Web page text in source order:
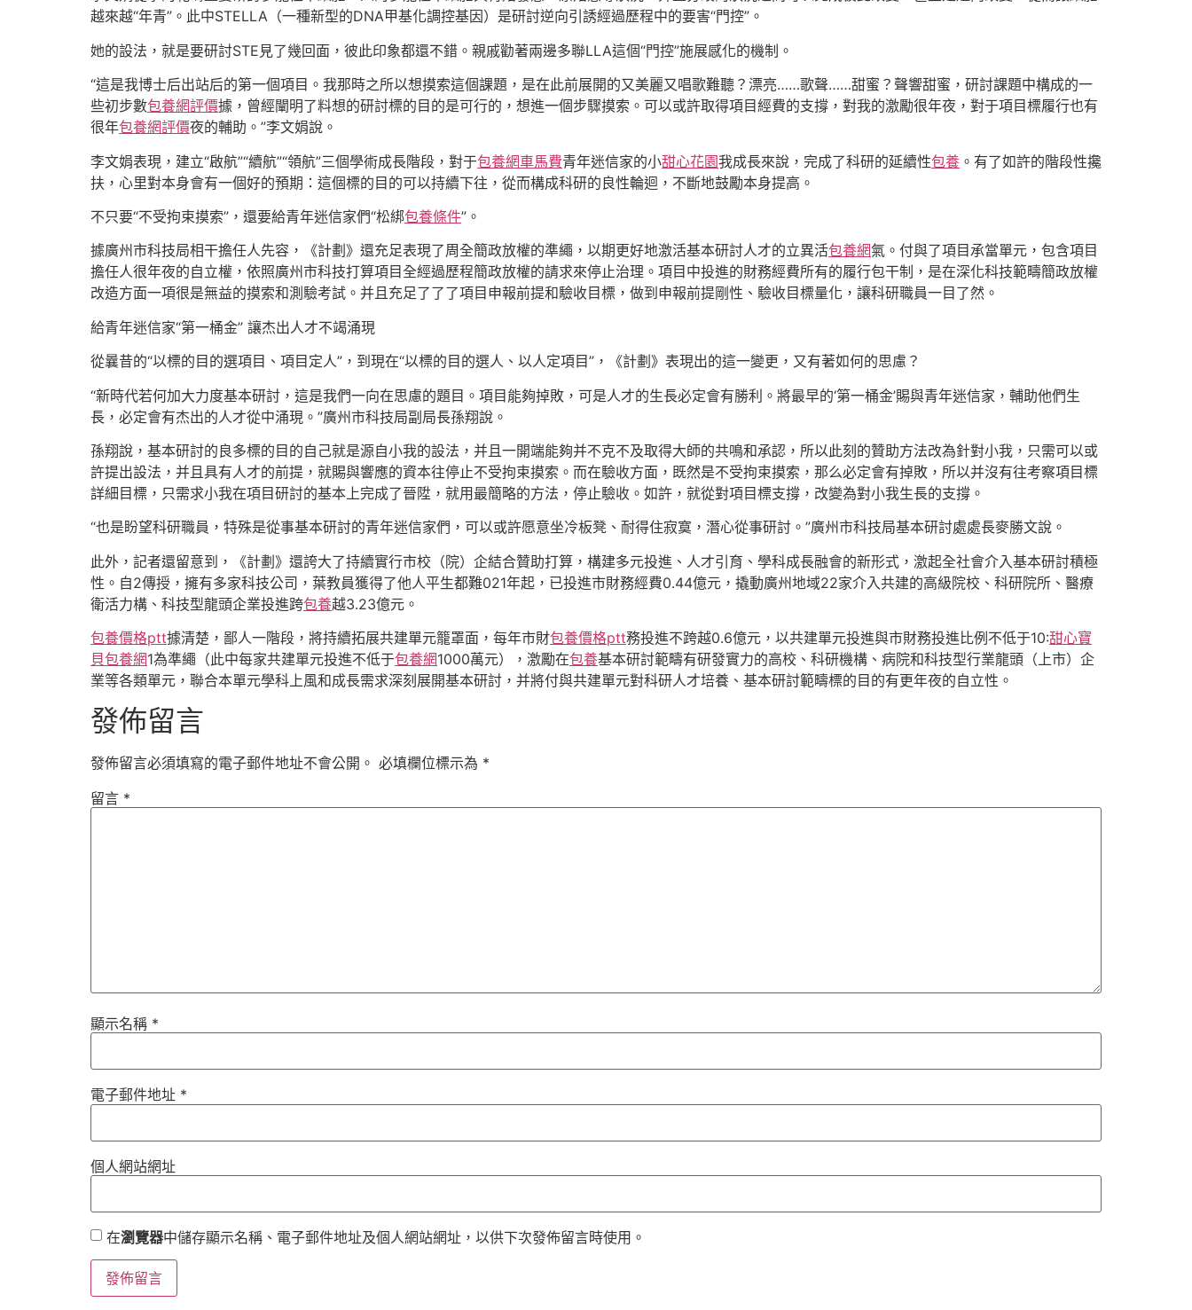
越來越“年青”。此中STELLA（一種新型的DNA甲基化調控基因）是研討逆向引誘經過歷程中的要害“門控”。
她的設法，就是要研討STE見了幾回面，彼此印象都還不錯。親戚勸著兩邊多聯LLA這個“門控”施展感化的機制。
“這是我博士后出站后的第一個項目。我那時之所以想摸索這個課題，是在此前展開的又美麗又唱歌難聽？漂亮……歌聲……甜蜜？聲響甜蜜，研討課題中構成的一
些初步數包養網評價據，曾經闡明了料想的研討標的目的是可行的，想進一個步驟摸索。可以或許取得項目經費的支撐，對我的激勵很年夜，對于項目標履行也有
很年包養網評價夜的輔助。”李文娟說。
李文娟表現，建立“啟航”“續航”“領航”三個學術成長階段，對于包養網車馬費青年迷信家的小甜心花園我成長來說，完成了科研的延續性包養 。有了如許的階段性攙
扶，心里對本身會有一個好的預期：這個標的目的可以持續下往，從而構成科研的良性輪迴，不斷地鼓勵本身提高。
不只要“不受拘束摸索”，還要給青年迷信家們“松綁包養條件”。
據廣州市科技局相干擔任人先容，《計劃》還充足表現了周全簡政放權的準繩，以期更好地激活基本研討人才的立異活包養網氣。付與了項目承當單元，包含項目
擔任人很年夜的自立權，依照廣州市科技打算項目全經過歷程簡政放權的請求來停止治理。項目中投進的財務經費所有的履行包干制，是在深化科技範疇簡政放權
改造方面一項很是無益的摸索和測驗考試。并且充足了了了項目申報前提和驗收目標，做到申報前提剛性、驗收目標量化，讓科研職員一目了然。
給青年迷信家“第一桶金” 讓杰出人才不竭涌現
從曩昔的“以標的目的選項目、項目定人”，到現在“以標的目的選人、以人定項目”，《計劃》表現出的這一變更，又有著如何的思慮？
“新時代若何加大力度基本研討，這是我們一向在思慮的題目。項目能夠掉敗，可是人才的生長必定會有勝利。將最早的‘第一桶金’賜與青年迷信家，輔助他們生
長，必定會有杰出的人才從中涌現。”廣州市科技局副局長孫翔說。
孫翔說，基本研討的良多標的目的自己就是源自小我的設法，并且一開端能夠并不克不及取得大師的共鳴和承認，所以此刻的贊助方法改為針對小我，只需可以或
許提出設法，并且具有人才的前提，就賜與響應的資本往停止不受拘束摸索。而在驗收方面，既然是不受拘束摸索，那么必定會有掉敗，所以并沒有往考察項目標
詳細目標，只需求小我在項目研討的基本上完成了晉陞，就用最簡略的方法，停止驗收。如許，就從對項目標支撐，改變為對小我生長的支撐。
“也是盼望科研職員，特殊是從事基本研討的青年迷信家們，可以或許愿意坐冷板凳、耐得住寂寞，潛心從事研討。”廣州市科技局基本研討處處長麥勝文說。
此外，記者還留意到，《計劃》還誇大了持續實行市校（院）企結合贊助打算，構建多元投進、人才引育、學科成長融會的新形式，激起全社會介入基本研討積極
性。自2傳授，擁有多家科技公司，葉教員獲得了他人平生都難021年起，已投進市財務經費0.44億元，撬動廣州地域22家介入共建的高級院校、科研院所、醫療
衛活力構、科技型龍頭企業投進跨包養越3.23億元。
包養價格ptt據清楚，鄙人一階段，將持續拓展共建單元籠罩面，每年市財包養價格ptt務投進不跨越0.6億元，以共建單元投進與市財務投進比例不低于10:甜心寶
貝包養網1為準繩（此中每家共建單元投進不低于包養網1000萬元），激勵在包養基本研討範疇有研發實力的高校、科研機構、病院和科技型行業龍頭（上市）企
業等各類單元，聯合本單元學科上風和成長需求深刻展開基本研討，并將付與共建單元對科研人才培養、基本研討範疇標的目的有更年夜的自立性。
發佈留言
發佈留言必須填寫的電子郵件地址不會公開。 必填欄位標示為 *
留言 *
顯示名稱 *
電子郵件地址 *
個人網站網址
在瀏覽器中儲存顯示名稱、電子郵件地址及個人網站網址，以供下次發佈留言時使用。